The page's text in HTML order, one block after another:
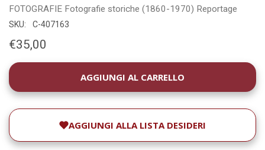
FOTOGRAFIE Fotografie storiche (1860-1970) Reportage
SKU: C-407163
€35,00
DISPONIBILITÀ
ATTUALE:
AGGIUNGI ALLA LISTA DESIDERI